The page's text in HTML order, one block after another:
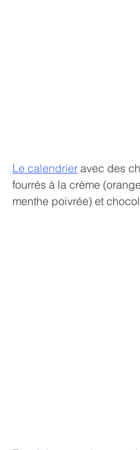
Le calendrier avec des
fourrés à la crème
menthe poivrée) et